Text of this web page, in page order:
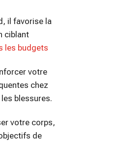
il favorise la
ciblant
les budgets
votre
chez
blessures.
votre corps,
de